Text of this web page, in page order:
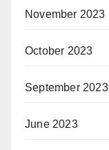
November 2023
October 2023
September 2023
June 2023